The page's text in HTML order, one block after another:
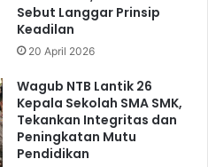
Sebut Langgar Prinsip
Keadilan
20 April 2026
Wagub NTB Lantik 26
Kepala Sekolah SMA SMK,
Tekankan Integritas dan
Peningkatan Mutu
Pendidikan